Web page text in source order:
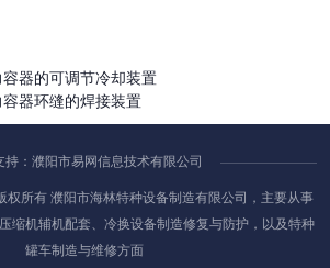
器的可调节冷却装置
器环缝的焊接装置
持：濮阳市易网信息技术有限公司
权所有 濮阳市海林特种设备制造有限公司，主要从事
缩机辅机配套、冷换设备制造修复与防护，以及特种
罐车制造与维修方面